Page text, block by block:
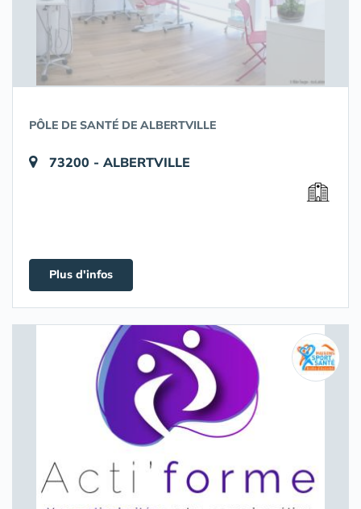
PÔLE DE SANTÉ DE ALBERTVILLE
73200 - ALBERTVILLE
Plus d'infos